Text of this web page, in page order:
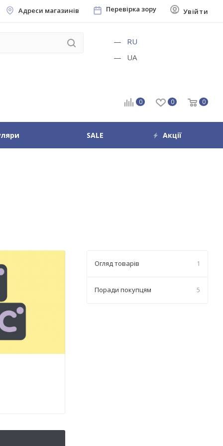
Адреси магазинів Перевірка зору Увійти
RU
UA
0 0 0
SALE Акції
Огляд товарів 1
Поради покупцям 5